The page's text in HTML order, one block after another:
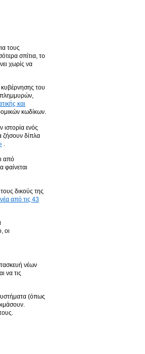
τους
σπίτια, το
χωρίς να
του
πλημμυρών,
και
κωδίκων.
ιστορία ενός
ζήσουν δίπλα
από
φαίνεται
δικούς της
από τις 43
οι
νέων
να τις
(όπως